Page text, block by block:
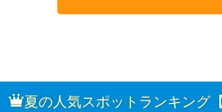
夏の人気スポットランキング